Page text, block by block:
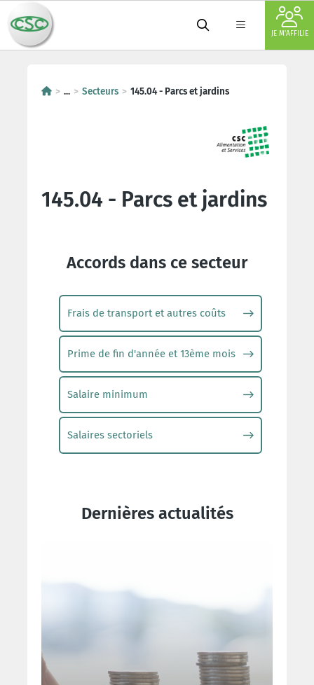
JE M'AFFILIE
... Secteurs 145.04 - Parcs et jardins
145.04 - Parcs et jardins
Accords dans ce secteur
Frais de transport et autres coûts
Prime de fin d'année et 13ème mois
Salaire minimum
Salaires sectoriels
Dernières actualités